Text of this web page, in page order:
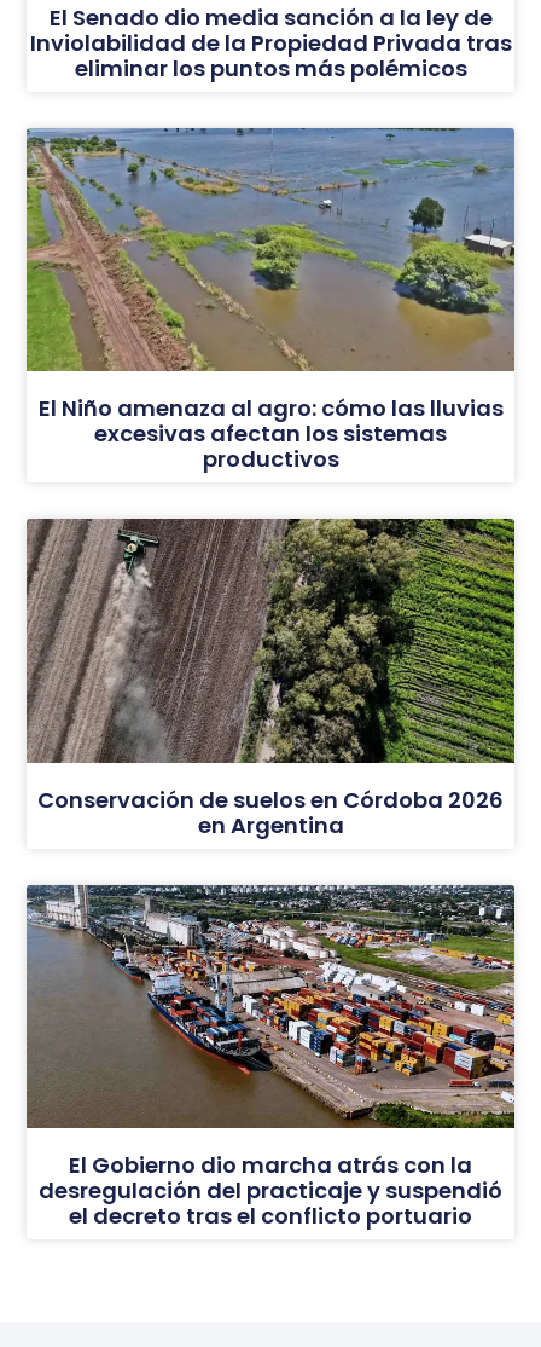
El Senado dio media sanción a la ley de
Inviolabilidad de la Propiedad Privada tras
eliminar los puntos más polémicos
El Niño amenaza al agro: cómo las lluvias
excesivas afectan los sistemas
productivos
Conservación de suelos en Córdoba 2026
en Argentina
El Gobierno dio marcha atrás con la
desregulación del practicaje y suspendió
el decreto tras el conflicto portuario